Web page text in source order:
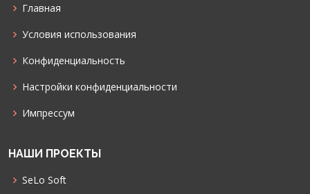
Главная
Условия использования
Конфиденциальность
Настройки конфиденциальности
Импрессум
НАШИ ПРОЕКТЫ
SeLo Soft